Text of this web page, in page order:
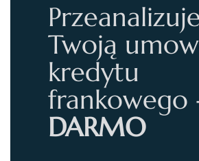
Twoją
kredytu
frankowego
DARMO